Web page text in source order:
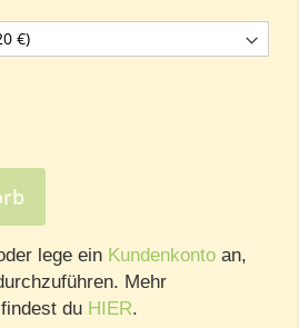
lege ein Kundenkonto an,
Mehr
du HIER.